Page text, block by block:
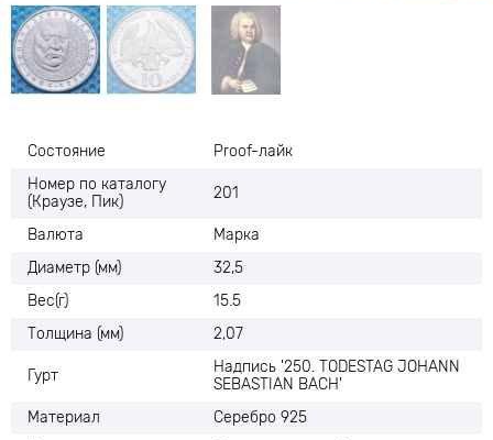
Состояние
Proof-лайк
Номер по каталогу
(Краузе, Пик)
201
Валюта
Марка
Диаметр (мм)
32,5
Вес(г)
15.5
Толщина (мм)
2,07
Гурт
Надпись '250. TODESTAG JOHANN
SEBASTIAN BACH'
Материал
Серебро 925